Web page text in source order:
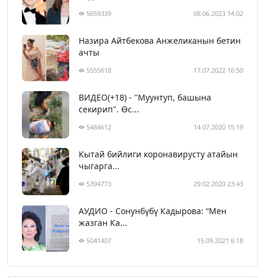
5659339 08.06.2023 14:02
Назира Айтбекова Анжеликанын бетин
ачты
5555618 17.07.2022 16:50
ВИДЕО(+18) - "Муунтуп, башына
секирип". Өс...
5484612 14.07.2020 15:19
Кытай бийлиги коронавирусту атайын
чыгарга...
5394773 29.02.2020 23:43
АУДИО - Сонунбүбү Кадырова: “Мен
жазган Ка...
5041407 15.09.2021 6:18